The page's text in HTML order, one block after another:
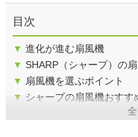
目次
▼ 進化が進む扇風機
▼ SHARP（シャープ）の
▼ 扇風機を選ぶポイント
▼ シャープの扇風機おすす